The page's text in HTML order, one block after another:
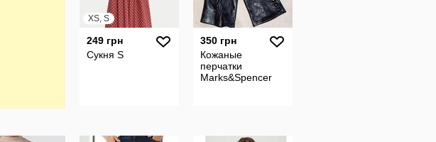
XS, S
249 грн
Сукня S
350 грн
Кожаные
перчатки
Marks&Spencer